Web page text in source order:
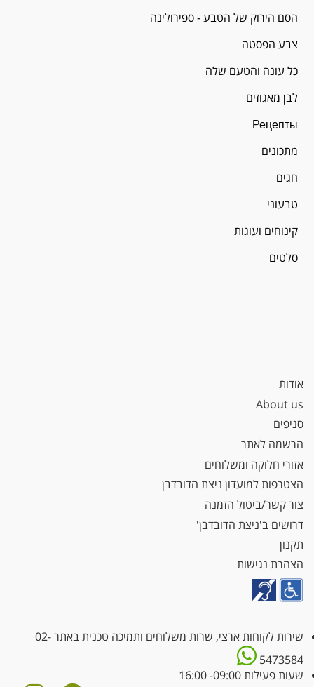
הסם הירוק של הטבע - ספירולינה
צבע הפסטה
כל עונה והטעם שלה
לבן מאגוזים
Рецепты
מתכונים
חגים
טבעוני
קינוחים ועוגות
סלטים
אודות
About us
סניפים
הרשמה לאתר
אזורי חלוקה ומשלוחים
הצטרפות למועדון ניצת הדובדבן
צור קשר/ביטול הזמנה
דרושים ב'ניצת הדובדבן'
תקנון
הצהרת נגישות
שירות לקוחות ארצי, שרות משלוחים ותמיכה טכנית באתר02-
5473584
שעות פעילות 09:00- 16:00